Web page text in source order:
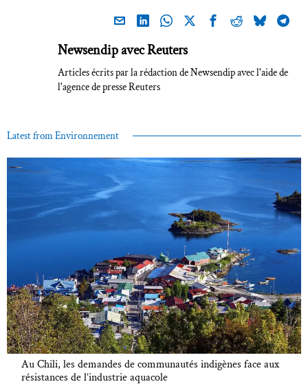
Newsendip avec Reuters
Articles écrits par la rédaction de Newsendip avec l'aide de
l'agence de presse Reuters
Latest from Environnement
Au Chili, les demandes de communautés indigènes face aux
résistances de l’industrie aquacole